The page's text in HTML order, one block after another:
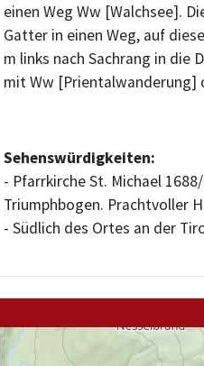
einen Weg Ww [Walchsee].
Gatter in einen Weg, auf
m links nach Sachrang in die
mit Ww [Prientalwanderung]
Sehenswürdigkeiten:
- Pfarrkirche St. Michael
Triumphbogen. Prachtvoller
- Südlich des Ortes an der